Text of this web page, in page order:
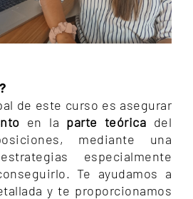
de este curso es asegurar
en la parte teórica del
mediante una
especialmente
Te ayudamos a
y te proporcionamos